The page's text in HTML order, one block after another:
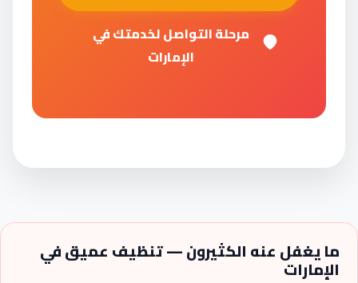
مرحلة التواصل لخدمتك في
الإمارات
ما يغفل عنه الكثيرون — تنظيف عميق في
الإمارات